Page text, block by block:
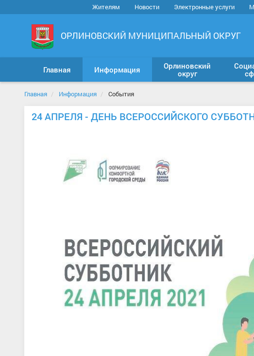
Жителям Новости Электронные услуги
ОРЛИНОВСКИЙ МУНИЦИПАЛЬНЫЙ ОКРУГ
Главная Информация
Орлиновский
округ
Главная Информация События
24 АПРЕЛЯ - ДЕНЬ ВСЕРОССИЙСКОГО